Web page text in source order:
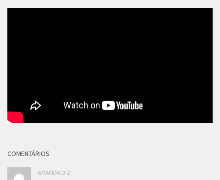
COMENTÁRIOS
AMANDA DIZ: